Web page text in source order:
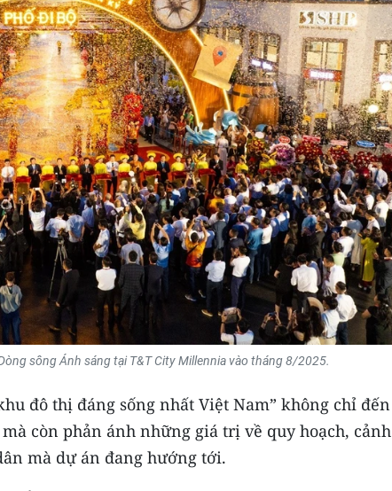
sông Ánh sáng tại T&T City Millennia vào tháng 8/2025.
đô thị đáng sống nhất Việt Nam” không chỉ đến
còn phản ánh những giá trị về quy hoạch, cảnh
mà dự án đang hướng tới.